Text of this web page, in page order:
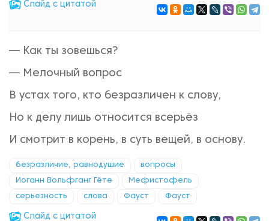
Cлайд с цитатой
— Как ты зовешься?
— Мелочный вопрос
В устах того, кто безразличен к слову,
Но к делу лишь относится всерьёз
И смотрит в корень, в суть вещей, в основу.
безразличие, равнодушие вопросы
Иоганн Вольфганг Гёте Мефистофель
серьезность слова Фауст Фауст
Cлайд с цитатой